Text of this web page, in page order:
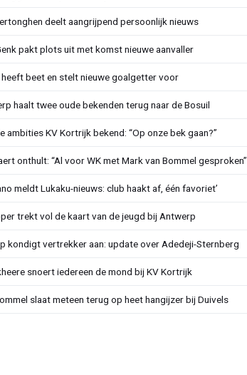
deelt aangrijpend persoonlijk nieuws
pakt plots uit met komst nieuwe aanvaller
heeft beet en stelt nieuwe goalgetter voor
haalt twee oude bekenden terug naar de Bosuil
ambities KV Kortrijk bekend: “Op onze bek gaan?”
onthult: “Al voor WK met Mark van Bommel gesproken”
meldt Lukaku-nieuws: club haakt af, één favoriet’
trekt vol de kaart van de jeugd bij Antwerp
kondigt vertrekker aan: update over Adedeji-Sternberg
snoert iedereen de mond bij KV Kortrijk
slaat meteen terug op heet hangijzer bij Duivels